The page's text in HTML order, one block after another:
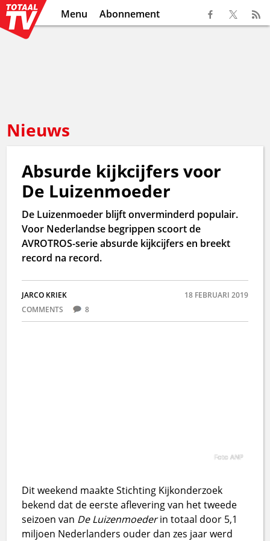
Menu Abonnement
Nieuws
Absurde kijkcijfers voor
De Luizenmoeder
De Luizenmoeder blijft onverminderd populair.
Voor Nederlandse begrippen scoort de
AVROTROS-serie absurde kijkcijfers en breekt
record na record.
JARCO KRIEK
18 FEBRUARI 2019
COMMENTS
8
Foto ANP
Dit weekend maakte Stichting Kijkonderzoek
bekend dat de eerste aflevering van het tweede
seizoen van De Luizenmoederin totaal door 5,1
miljoen Nederlanders ouder dan zes jaar werd